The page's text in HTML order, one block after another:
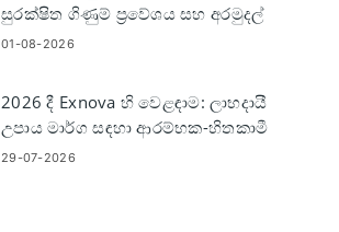
සුරක්ෂිත ගිණුම් ප්‍රවේශය සහ අරමුදල්
සැපයීම
01-08-2026
2026 දී Exnova හි වෙළඳාම: ලාභදායී
උපාය මාර්ග සඳහා ආරම්භක-හිතකාමී
මාර්ගෝපදේශය
29-07-2026